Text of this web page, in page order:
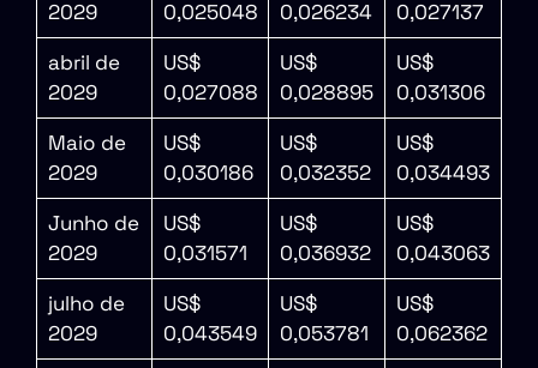
2029
0,025048
0,026234
0,027137
abril de
2029
US$
0,027088
US$
0,028895
US$
0,031306
Maio de
2029
US$
0,030186
US$
0,032352
US$
0,034493
Junho de
2029
US$
0,031571
US$
0,036932
US$
0,043063
julho de
2029
US$
0,043549
US$
0,053781
US$
0,062362